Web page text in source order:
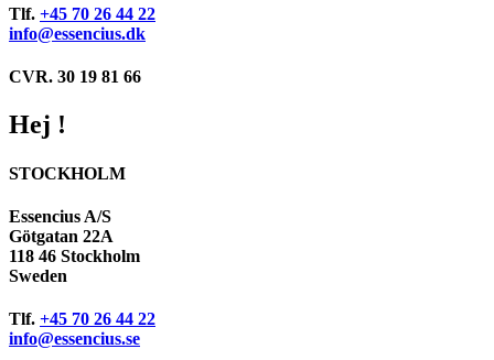
Tlf. +45 70 26 44 22
info@essencius.dk
CVR. 30 19 81 66
Hej !
STOCKHOLM
Essencius A/S
Götgatan 22A
118 46 Stockholm
Sweden
Tlf. +45 70 26 44 22
info@essencius.se